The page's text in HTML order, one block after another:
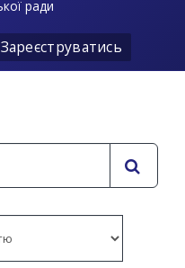
ради
Зареєструватись